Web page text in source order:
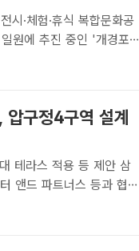
·체험·휴식 복합문화공
건축사사무소 씨마의 작
구정4구역 설계
라스 적용 등 제안 삼
앤드 파트너스 등과 협업
설부문(이하 삼성물산)이